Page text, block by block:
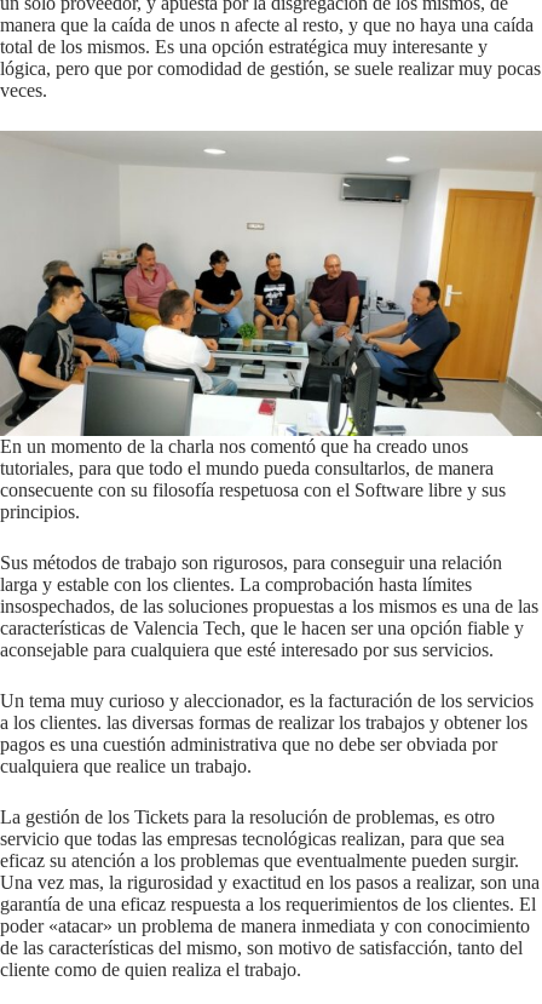
manera que la caída de unos n afecte al resto, y que no haya una caída
total de los mismos. Es una opción estratégica muy interesante y
lógica, pero que por comodidad de gestión, se suele realizar muy pocas
veces.
En un momento de la charla nos comentó que ha creado unos
tutoriales, para que todo el mundo pueda consultarlos, de manera
consecuente con su filosofía respetuosa con el Software libre y sus
principios.
Sus métodos de trabajo son rigurosos, para conseguir una relación
larga y estable con los clientes. La comprobación hasta límites
insospechados, de las soluciones propuestas a los mismos es una de las
características de Valencia Tech, que le hacen ser una opción fiable y
aconsejable para cualquiera que esté interesado por sus servicios.
Un tema muy curioso y aleccionador, es la facturación de los servicios
a los clientes. las diversas formas de realizar los trabajos y obtener los
pagos es una cuestión administrativa que no debe ser obviada por
cualquiera que realice un trabajo.
La gestión de los Tickets para la resolución de problemas, es otro
servicio que todas las empresas tecnológicas realizan, para que sea
eficaz su atención a los problemas que eventualmente pueden surgir.
Una vez mas, la rigurosidad y exactitud en los pasos a realizar, son una
garantía de una eficaz respuesta a los requerimientos de los clientes. El
poder «atacar» un problema de manera inmediata y con conocimiento
de las características del mismo, son motivo de satisfacción, tanto del
cliente como de quien realiza el trabajo.